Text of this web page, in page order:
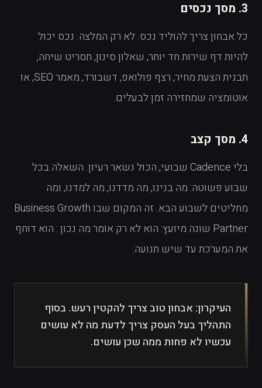
3. מסך נכסים
כל אבחון צריך להוליד נכס. לא רק המלצה. נכס יכול
להיות דף שירות חד יותר, שאלון סינון, תסריט שיחה,
תבנית הצעת מחיר, רצף פולואפ, דשבורד, מאמר SEO, או
אוטומציה שמחזירה זמן לבעלים.
4. מסך קצב
בלי Cadence שבועי, הכול נשאר רעיון. השאלה בכל
שבוע פשוטה: מה בנינו, מה מדדנו, מה למדנו, ומה
מחליטים לשבוע הבא. זה המקום שבו Business Growth
Partner שונה מיועץ: הוא לא רק אומר מה נכון : הוא דוחף
את המערכת עד שיש תנועה.
העיקרון: אבחון טוב צריך להקטין רעש. בסוף
התהליך בעל העסק צריך לדעת מה לא עושים
עכשיו לא פחות ממה שכן עושים.